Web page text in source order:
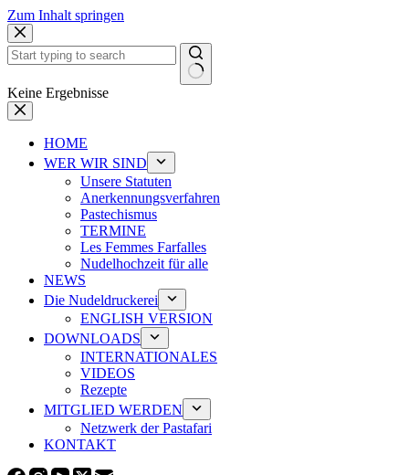
Zum Inhalt springen
Keine Ergebnisse
HOME
WER WIR SIND
Unsere Statuten
Anerkennungsverfahren
Pastechismus
TERMINE
Les Femmes Farfalles
Nudelhochzeit für alle
NEWS
Die Nudeldruckerei
ENGLISH VERSION
DOWNLOADS
INTERNATIONALES
VIDEOS
Rezepte
MITGLIED WERDEN
Netzwerk der Pastafari
KONTAKT